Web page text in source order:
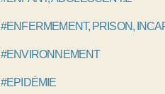
#ENFERMEMENT, PRISON,
#ENVIRONNEMENT
#EPIDÉMIE